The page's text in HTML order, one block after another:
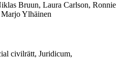
Bruun, Laura Carlson,
Ylhäinen
civilrätt, Juridicum,